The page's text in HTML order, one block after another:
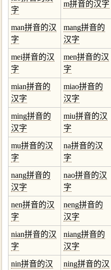
字
m拼音的汉字
man拼音的汉
字
mang拼音的
汉字
mei拼音的汉
字
men拼音的汉
字
mian拼音的
汉字
miao拼音的
汉字
ming拼音的
汉字
miu拼音的汉
字
mu拼音的汉
字
na拼音的汉
字
nang拼音的
汉字
nao拼音的汉
字
nen拼音的汉
字
neng拼音的
汉字
nian拼音的汉
字
niang拼音的
汉字
nin拼音的汉 ning拼音的汉